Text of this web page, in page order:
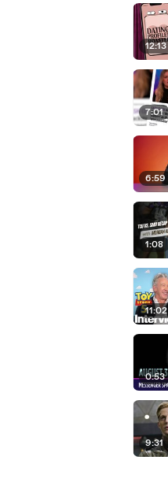
12:13
7:01
6:59
1:08
11:02
0:53
9:31